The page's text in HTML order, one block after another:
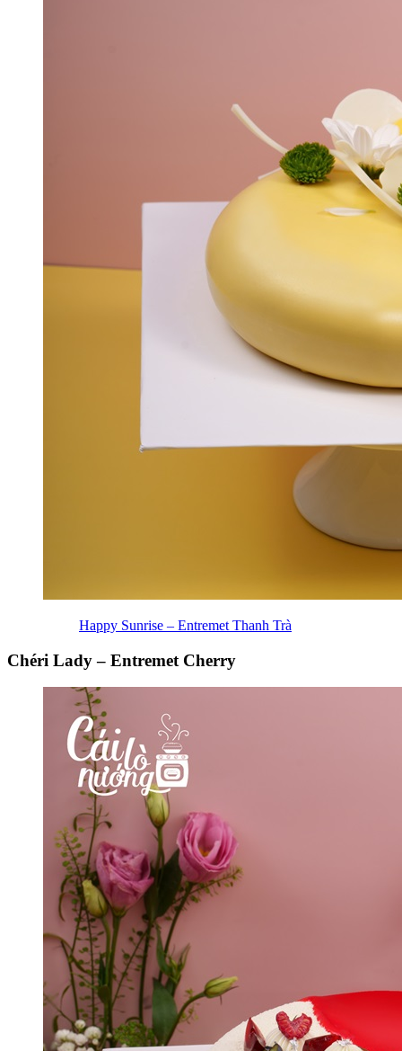
Happy Sunrise – Entremet Thanh Trà
Chéri Lady – Entremet Cherry